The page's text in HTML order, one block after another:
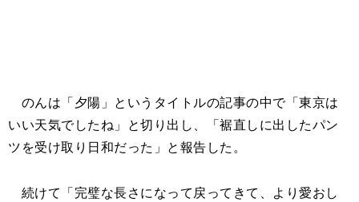
のんは「夕陽」というタイトルの記事の中で「東京は
いい天気でしたね」と切り出し、「裾直しに出したパン
ツを受け取り日和だった」と報告した。
続けて「完璧な長さになって戻ってきて、より愛おし